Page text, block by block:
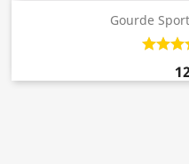
Gourde